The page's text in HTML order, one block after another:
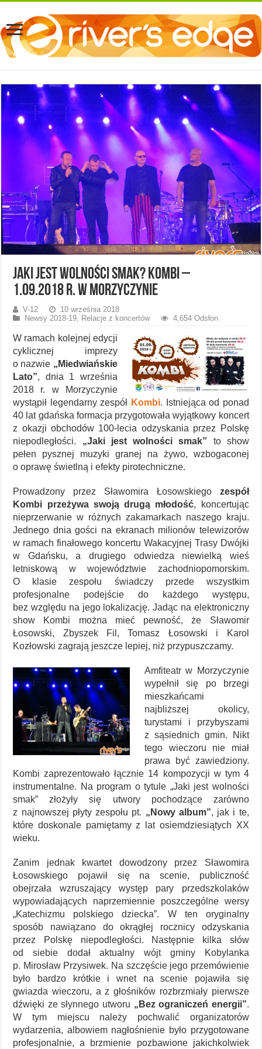
Jaki jest wolności smak? Kombi –
1.09.2018 r. w Morzyczynie
V-12
10 września 2018
Newsy 2018-19, Relacje z koncertów 4,654 Odsłon
W ramach kolejnej edycji
cyklicznej imprezy
o nazwie „Miedwiańskie
Lato”, dnia 1 września
2018 r. w Morzyczynie
wystąpił legendarny zespół Kombi. Istniejąca od ponad
40 lat gdańska formacja przygotowała wyjątkowy koncert
z okazji obchodów 100-lecia odzyskania przez Polskę
niepodległości. „Jaki jest wolności smak” to show
pełen pysznej muzyki granej na żywo, wzbogaconej
o oprawę świetlną i efekty pirotechniczne.
Prowadzony przez Sławomira Łosowskiego zespół
Kombi przeżywa swoją drugą młodość, koncertując
nieprzerwanie w różnych zakamarkach naszego kraju.
Jednego dnia gości na ekranach milionów telewizorów
w ramach finałowego koncertu Wakacyjnej Trasy Dwójki
w Gdańsku, a drugiego odwiedza niewielką wieś
letniskową w województwie zachodniopomorskim.
O klasie zespołu świadczy przede wszystkim
profesjonalne podejście do każdego występu,
bez względu na jego lokalizację. Jadąc na elektroniczny
show Kombi można mieć pewność, że Sławomir
Łosowski, Zbyszek Fil, Tomasz Łosowski i Karol
Kozłowski zagrają jeszcze lepiej, niż przypuszczamy.
Amfiteatr w Morzyczynie
wypełnił się po brzegi
mieszkańcami
najbliższej okolicy,
turystami i przybyszami
z sąsiednich gmin. Nikt
tego wieczoru nie miał
prawa być zawiedziony.
Kombi zaprezentowało łącznie 14 kompozycji w tym 4
instrumentalne. Na program o tytule „Jaki jest wolności
smak” złożyły się utwory pochodzące zarówno
z najnowszej płyty zespołu pt. „Nowy album”, jak i te,
które doskonale pamiętamy z lat osiemdziesiątych XX
wieku.
Zanim jednak kwartet dowodzony przez Sławomira
Łosowskiego pojawił się na scenie, publiczność
obejrzała wzruszający występ pary przedszkolaków
wypowiadających naprzemiennie poszczególne wersy
„Katechizmu polskiego dziecka”. W ten oryginalny
sposób nawiązano do okrągłej rocznicy odzyskania
przez Polskę niepodległości. Następnie kilka słów
od siebie dodał aktualny wójt gminy Kobylanka
p. Mirosław Przysiwek. Na szczęście jego przemówienie
było bardzo krótkie i wnet na scenie pojawiła się
gwiazda wieczoru, a z głośników rozbrzmiały pierwsze
dźwięki ze słynnego utworu „Bez ograniczeń energii”.
W tym miejscu należy pochwalić organizatorów
wydarzenia, albowiem nagłośnienie było przygotowane
profesjonalnie, a brzmienie pozbawione jakichkolwiek